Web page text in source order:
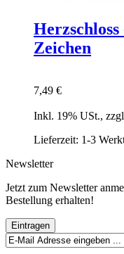
Zeichen
7,49 €
Inkl. 19% USt.,
Lieferzeit: 1-3
Newsletter
Jetzt zum Newsletter
Bestellung erhalten!
Eintragen